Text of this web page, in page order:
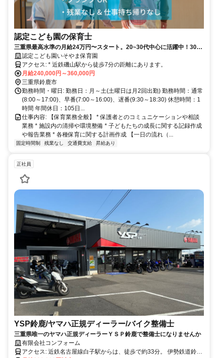
認定こども園の保育士
三重県最高水準の月給24万円〜スタート。20~30代中心に活躍中！30歳
で年収500万！ICT活用で事務作業を激減させ、残業も持ち帰りもゼロ
へ。完全別室の休憩室あり。
認定こども園いそやま保育園
アクセス: * 近鉄磯山駅から徒歩7分の距離にあります。
月給240,000円～360,000円
三重県鈴鹿市
勤務時間・曜日: 勤務日：月～土(土曜日は月2回出勤) 勤務時間：通常
(8:00～17:00)、早番(7:00～16:00)、遅番(9:30～18:30) 休憩時間：1
時間 年間休日：105日...
仕事内容: 【保育業務全般】 * 保護者とのコミュニケーションや相談
業務 * 施設内の清掃や環境整備 * 子どもたちの成長に関する記録作成
や報告業務 * 各種保育に関する計画作成 【一日の流れ（...
固定時間制 残業なし 交通費支給 昇給あり
正社員
YSP鈴鹿/ヤマハ正規ディーラー/バイク整備士
三重県唯一のヤマハ正規ディーラーＹＳＰ鈴鹿で整備士になりませんか
有限会社コンフォーム
アクセス: 近鉄名古屋線白子駅からは、徒歩で約33分。 伊勢鉄道鈴鹿